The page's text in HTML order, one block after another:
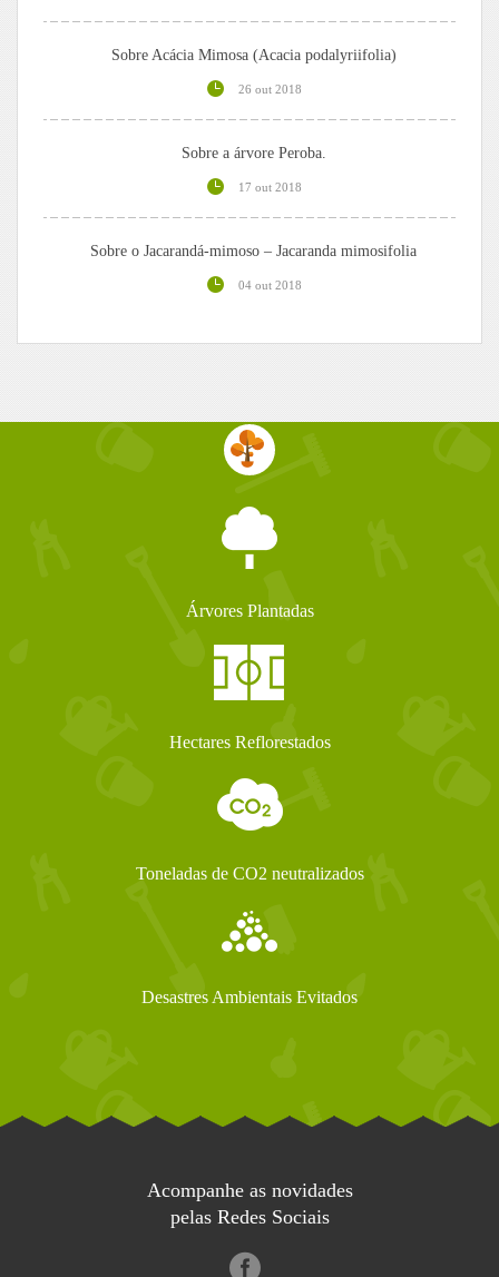
Sobre Acácia Mimosa (Acacia podalyriifolia)
26 out 2018
Sobre a árvore Peroba.
17 out 2018
Sobre o Jacarandá-mimoso – Jacaranda mimosifolia
04 out 2018
Árvores Plantadas
Hectares Reflorestados
Toneladas de CO2 neutralizados
Desastres Ambientais Evitados
Acompanhe as novidades
pelas Redes Sociais